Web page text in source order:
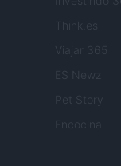
Think.es
Viajar 365
ES Newz
Encocina